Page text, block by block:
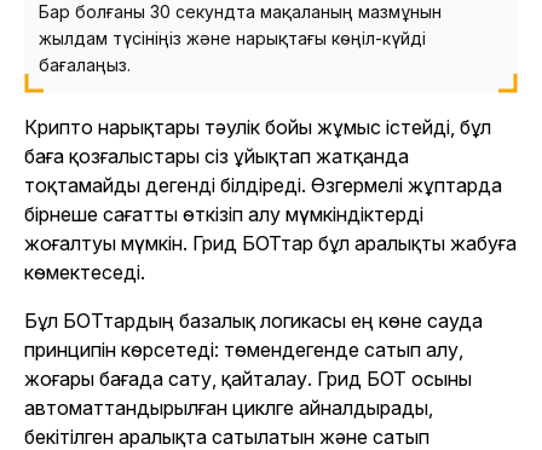
Бар болғаны 30 секундта мақаланың мазмұнын
жылдам түсініңіз және нарықтағы көңіл-күйді
бағалаңыз.
Крипто нарықтары тәулік бойы жұмыс істейді, бұл
баға қозғалыстары сіз ұйықтап жатқанда
тоқтамайды дегенді білдіреді. Өзгермелі жұптарда
бірнеше сағатты өткізіп алу мүмкіндіктерді
жоғалтуы мүмкін. Грид БОТтар бұл аралықты жабуға
көмектеседі.
Бұл БOТтардың базалық логикасы ең көне сауда
принципін көрсетеді: төмендегенде сатып алу,
жоғары бағада сату, қайталау. Грид БОТ осыны
автоматтандырылған циклге айналдырады,
бекітілген аралықта сатылатын және сатып